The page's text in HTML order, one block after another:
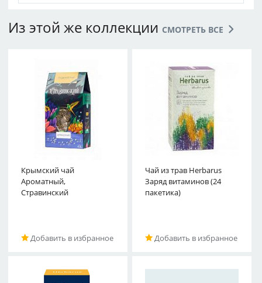
Из этой же коллекции СМОТРЕТЬ ВСЕ
Крымский чай
Ароматный,
Стравинский
Добавить в избранное
Чай из трав Herbarus
Заряд витаминов (24
пакетика)
Добавить в избранное